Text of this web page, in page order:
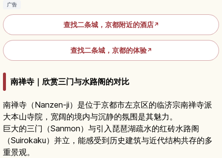
广告
查找二条城，京都附近的酒店↗
查找二条城，京都的体验↗
南禅寺｜欣赏三门与水路阁的对比
南禅寺（Nanzen-ji）是位于京都市左京区的临济宗南禅寺派
大本山寺院，宽阔的境内与沉静的氛围是其魅力。
巨大的三门（Sanmon）与引入琵琶湖疏水的红砖水路阁
（Suirokaku）并立，能感受到历史建筑与近代结构共存的多
重景观。